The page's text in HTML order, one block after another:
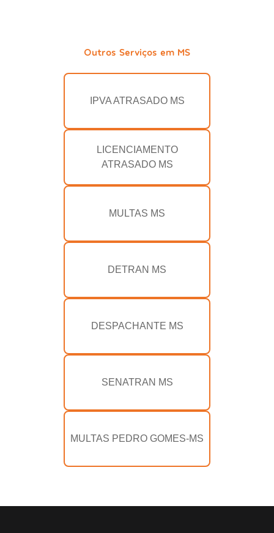
Outros Serviços em MS
IPVA ATRASADO MS
LICENCIAMENTO
ATRASADO MS
MULTAS MS
DETRAN MS
DESPACHANTE MS
SENATRAN MS
MULTAS PEDRO GOMES-MS